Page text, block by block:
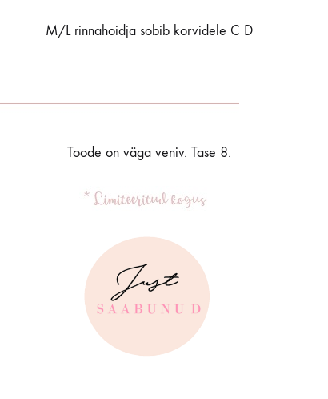
M/L rinnahoidja sobib korvidele C D
Toode on väga veniv. Tase 8.